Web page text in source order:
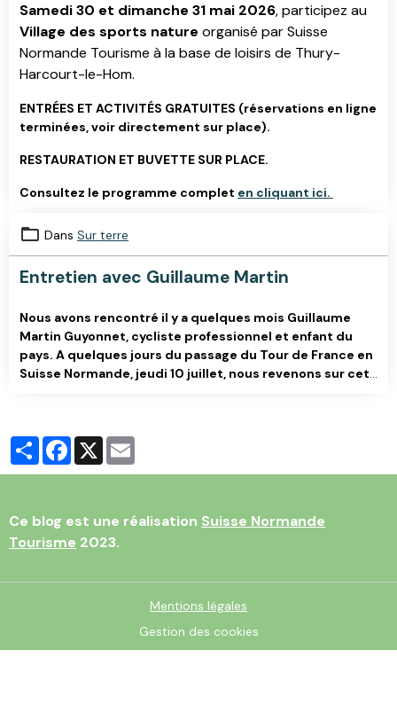
Samedi 30 et dimanche 31 mai 2026, participez au
Village des sports nature organisé par Suisse
Normande Tourisme à la base de loisirs de Thury-
Harcourt-le-Hom.
ENTRÉES ET ACTIVITÉS GRATUITES (réservations en ligne
terminées, voir directement sur place).
RESTAURATION ET BUVETTE SUR PLACE.
Consultez le programme complet en cliquant ici.
Dans Sur terre
Entretien avec Guillaume Martin
Nous avons rencontré il y a quelques mois Guillaume
Martin Guyonnet, cycliste professionnel et enfant du
pays. A quelques jours du passage du Tour de France en
Suisse Normande, jeudi 10 juillet, nous revenons sur cet
PartagerFacebook
X
Ce blog est une réalisation Suisse Normande
Tourisme 2023.
Mentions légales
Gestion des cookies